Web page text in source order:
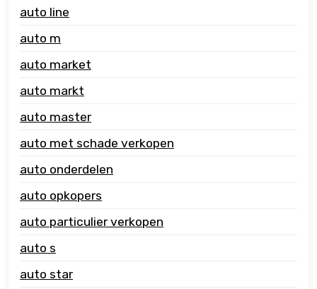
auto line
auto m
auto market
auto markt
auto master
auto met schade verkopen
auto onderdelen
auto opkopers
auto particulier verkopen
auto s
auto star